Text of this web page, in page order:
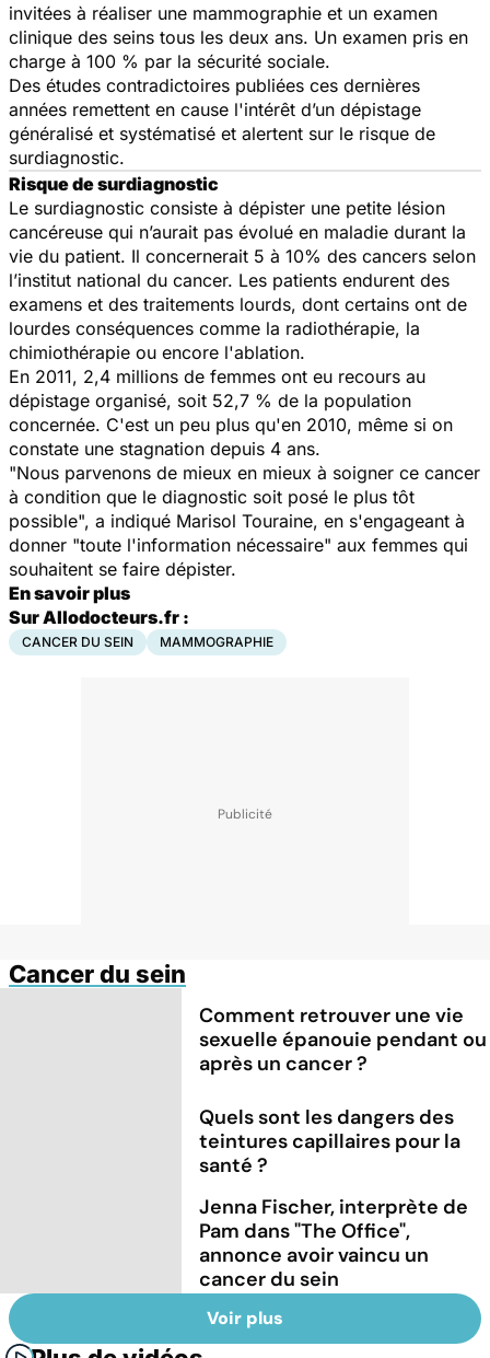
invitées à réaliser une mammographie et un examen
clinique des seins tous les deux ans. Un examen pris en
charge à 100 % par la sécurité sociale.
Des études contradictoires publiées ces dernières
années remettent en cause l'intérêt d’un dépistage
généralisé et systématisé et alertent sur le risque de
surdiagnostic.
Risque de surdiagnostic
Le surdiagnostic consiste à dépister une petite lésion
cancéreuse qui n’aurait pas évolué en maladie durant la
vie du patient. Il concernerait 5 à 10% des cancers selon
l’institut national du cancer. Les patients endurent des
examens et des traitements lourds, dont certains ont de
lourdes conséquences comme la radiothérapie, la
chimiothérapie ou encore l'ablation.
En 2011, 2,4 millions de femmes ont eu recours au
dépistage organisé, soit 52,7 % de la population
concernée. C'est un peu plus qu'en 2010, même si on
constate une stagnation depuis 4 ans.
"Nous parvenons de mieux en mieux à soigner ce cancer
à condition que le diagnostic soit posé le plus tôt
possible", a indiqué Marisol Touraine, en s'engageant à
donner "toute l'information nécessaire" aux femmes qui
souhaitent se faire dépister.
En savoir plus
Sur Allodocteurs.fr :
CANCER DU SEIN MAMMOGRAPHIE
Cancer du sein
Comment retrouver une vie
sexuelle épanouie pendant ou
après un cancer ?
Quels sont les dangers des
teintures capillaires pour la
santé ?
Jenna Fischer, interprète de
Pam dans "The Office",
annonce avoir vaincu un
cancer du sein
Voir plus